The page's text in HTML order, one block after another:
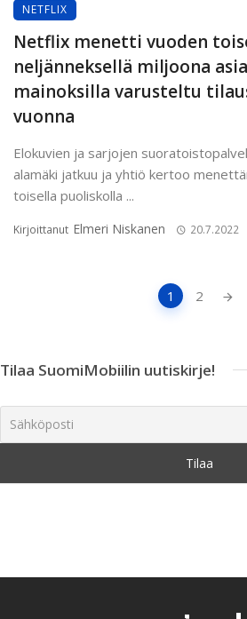
NETFLIX
Netflix menetti vuoden
neljänneksellä miljoona
mainoksilla varusteltu
vuonna
Elokuvien ja sarjojen
alamäki jatkuu ja yhtiö kertoo
toisella puoliskolla ...
Kirjoittanut Elmeri Niskanen 20.7.2022
1 2
Tilaa SuomiMobiilin uutiskirje!